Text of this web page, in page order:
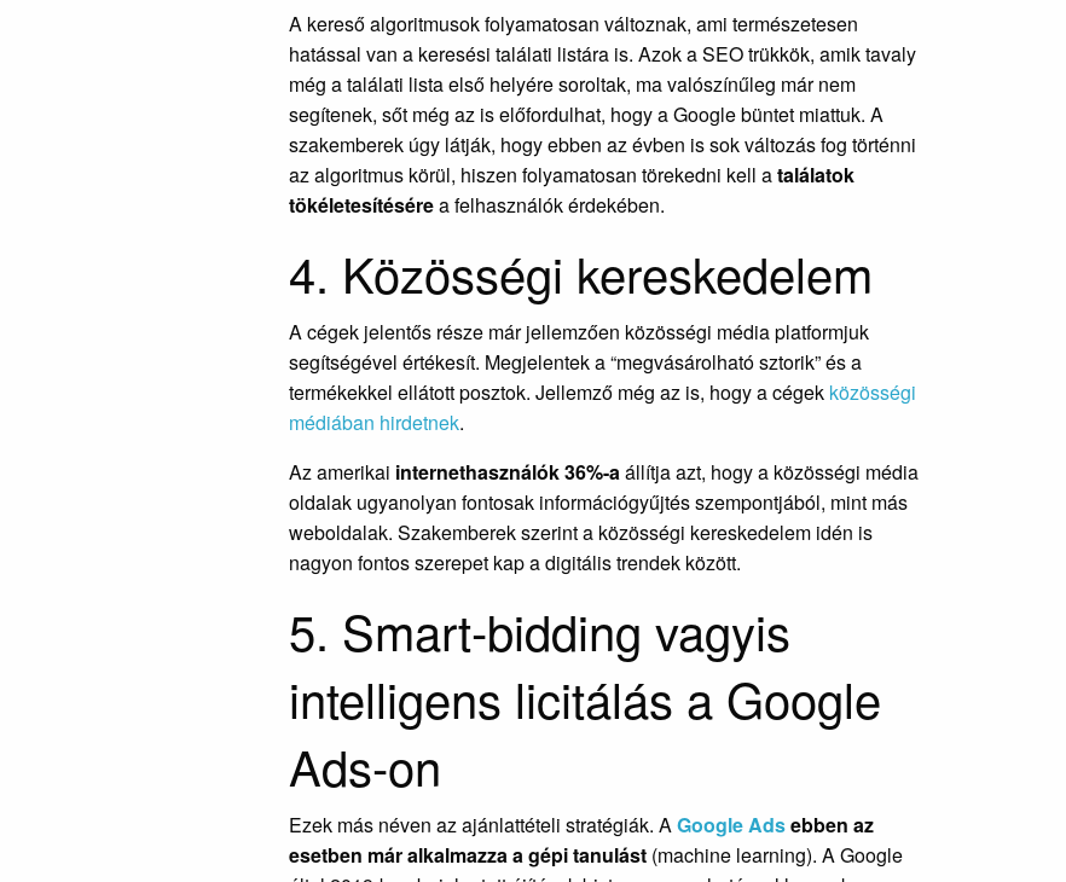
A kereső algoritmusok folyamatosan változnak, ami természetesen
hatással van a keresési találati listára is. Azok a SEO trükkök, amik tavaly
még a találati lista első helyére soroltak, ma valószínűleg már nem
segítenek, sőt még az is előfordulhat, hogy a Google büntet miattuk. A
szakemberek úgy látják, hogy ebben az évben is sok változás fog történni
az algoritmus körül, hiszen folyamatosan törekedni kell atalálatok
tökéletesítésérea felhasználók érdekében.
4. Közösségi kereskedelem
A cégek jelentős része már jellemzően közösségi média platformjuk
segítségével értékesít. Megjelentek a “megvásárolható sztorik” és a
termékekkel ellátott posztok. Jellemző még az is, hogy a cégek közösségi
médiában hirdetnek.
Az amerikai internethasználók 36%-aállítja azt, hogy a közösségi média
oldalak ugyanolyan fontosak információgyűjtés szempontjából, mint más
weboldalak. Szakemberek szerint a közösségi kereskedelem idén is
nagyon fontos szerepet kap a digitális trendek között.
5. Smart-bidding vagyis
intelligens licitálás a Google
Ads-on
Ezek más néven az ajánlattételi stratégiák. AGoogle Adsebben az
esetben már alkalmazza a gépi tanulást (machine learning). A Google